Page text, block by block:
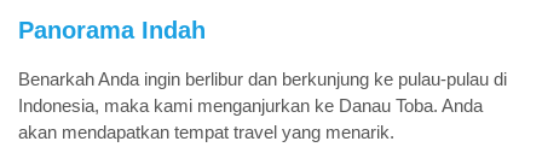
Panorama Indah
Benarkah Anda ingin berlibur dan berkunjung ke pulau-pulau di
Indonesia, maka kami menganjurkan ke Danau Toba. Anda
akan mendapatkan tempat travel yang menarik.